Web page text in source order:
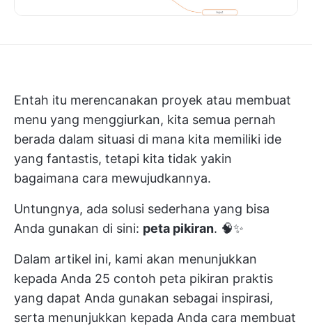
Entah itu merencanakan proyek atau membuat
menu yang menggiurkan, kita semua pernah
berada dalam situasi di mana kita memiliki ide
yang fantastis, tetapi kita tidak yakin
bagaimana cara mewujudkannya.
Untungnya, ada solusi sederhana yang bisa
Anda gunakan di sini: peta pikiran. 🧠✨
Dalam artikel ini, kami akan menunjukkan
kepada Anda 25 contoh peta pikiran praktis
yang dapat Anda gunakan sebagai inspirasi,
serta menunjukkan kepada Anda cara membuat